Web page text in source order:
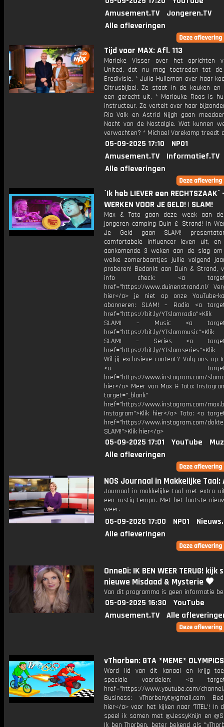
Amusement.TV
Jongeren.TV
Alle afleveringen
Tijd voor MAX: Afl. 113
Marieke Visser over het oprichten
United, dat nu mag toetreden tot de
Eredivisie. * Julia Hulleman over haar
Citrusbijbel. Ze staat in de keuken en
een gerecht uit. * Marlouke Roos is
instructeur. Ze vertelt over haar
Ria Valk en Astrid Nijgh gaan
Nacht van de Nostalgie. Wat kunnen
verwachten? * Michael Varekamp treedt
05-09-2025 17:10
NPO1
Amusement.TV
Informatief.TV
Alle afleveringen
´Ik heb LIEVER een RECHTSZAAK´
WERKEN VOOR JE GELD! | SLAM!
Max & Toto gaan deze week aan
jongeren camping Duin & Strand! In
Je Geld gaan SLAM!
comfortabele influencer leven uit,
aankomende 3 weken aan de slag
welke zomerbaantjes jullie volgend
proberen! Bedankt aan Duin & Strand,
info check: <a
href="https://www.duinenstrand.nl/
hier</a> je niet op onze YouTube-
abonneren: SLAM! – Radio <a
href="https://bit.ly/
SLAM! – Music <a
href="https://bit.ly/
SLAM! – Series <a
href="https://bit.ly/
Wil jij exclusieve content? Volg ons op
<a
href="https://www.instagram.com/
hier</a> Meer van Max & Toto:
target="_blank"
href="https://www.instagram.com/
Instagram">Klik hier</a> Toto: <a
href="https://www.instagram.com/
SLAM!">Klik hier</a>
05-09-2025 17:01 YouTube
Alle afleveringen
NOS Journaal in Makkelijke Taal:
Journaal in makkelijke taal met extra
een rustig tempo. Met het laatste
weer.
05-09-2025 17:00 NPO1
Alle afleveringen
OnneDi: IK BEN WEER TERUG! kijk
nieuwe Misdaad & Mysterie 🖤
Van dit programma is geen informatie
05-09-2025 16:30
YouTube
Amusement.TV
Alle
vThorben: GTA *MEME*
Word lid van dit kanaal en krijg
speciale voordelen: <a
href="https://www.youtube.com/channel/
Business: vThorbenyt@gmail.com
hier</a> voor het kijken naar 'TITEL'! In
speel ik samen met @JessyKnijn en
Ik ben Thorben, beter bekend als